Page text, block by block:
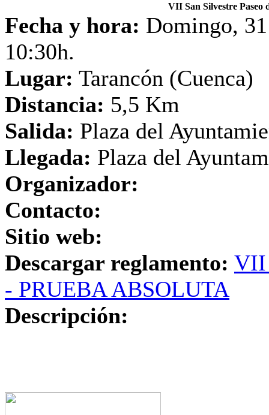
VII San Silvestre
Fecha y hora: Domingo,
10:30h.
Lugar: Tarancón (Cuenca)
Distancia: 5,5 Km
Salida: Plaza del
Llegada: Plaza del
Organizador:
Contacto:
Sitio web:
Descargar reglamento: VII
- PRUEBA ABSOLUTA
Descripción: